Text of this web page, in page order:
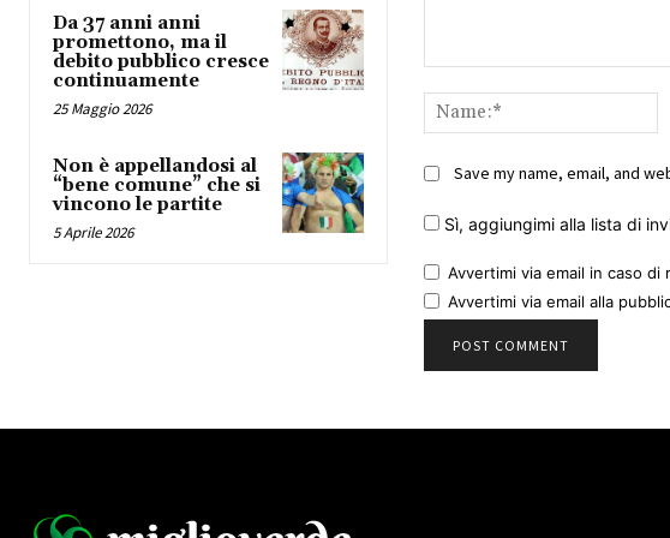
Da 37 anni anni
promettono, ma il
debito pubblico cresce
continuamente
25 Maggio 2026
Non è appellandosi al
“bene comune” che si
vincono le partite
5 Aprile 2026
Save my name, email, and
Sì, aggiungimi alla lista di
Avvertimi via email in caso
Avvertimi via email alla